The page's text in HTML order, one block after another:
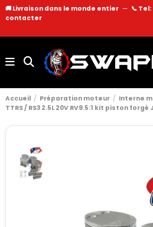
🚚 Livraison dans le monde entier — 📞 Tel:
contacter
Accueil Préparation moteur Interne
TTRS / RS3 2.5L 20V RV9.5:1 kit piston forgé